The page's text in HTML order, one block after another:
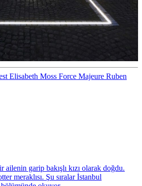
Elisabeth Moss Force Majeure Ruben
ailenin garip bakışlı kızı olarak doğdu.
meraklısı. Şu sıralar İstanbul